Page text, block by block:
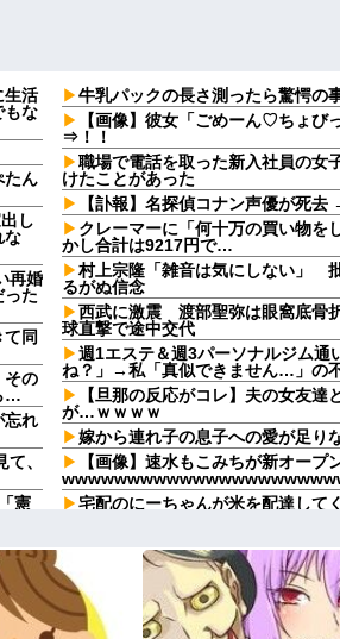
生活
もな
たん
し
な
再婚
た
同
その
…
忘れ
、
憲
婦
風の
セ
牛乳パックの長さ測ったら驚愕の
【画像】彼女「ごめーん♡ちょび
⇒！！
職場で電話を取った新入社員の女
けたことがあった
【訃報】名探偵コナン声優が死
クレーマーに「何十万の買い物を
かし合計は9217円で…
村上宗隆「雑音は気にしない」
るがぬ信念
西武に激震 渡部聖弥は眼窩底骨
球直撃で途中交代
週1エステ＆週3パーソナルジム通
ね？」→私「真似できません…」の
【旦那の反応がコレ】夫の女友
が…ｗｗｗｗ
嫁から連れ子の息子への愛が足り
【画像】速水もこみちが新オー
宅配のにーちゃんが米を配達して
なんなのよ！！！すごいわ掃除！
【ネット史】「鏡の中のアクトレ
終わらなかったのか
【胸糞】「食に執着がない」自称